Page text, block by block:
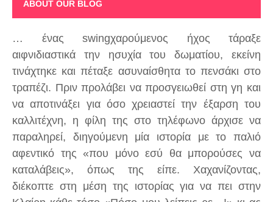
ABOUT OUR BLOG
… ένας swingχαρούμενος ήχος τάραξε
αιφνιδιαστικά την ησυχία του δωματίου, εκείνη
τινάχτηκε και πέταξε ασυναίσθητα το πενσάκι στο
τραπέζι. Πριν προλάβει να προσγειωθεί στη γη και
να αποτινάξει για όσο χρειαστεί την έξαρση του
καλλιτέχνη, η φίλη της στο τηλέφωνο άρχισε να
παραληρεί, διηγούμενη μία ιστορία με το παλιό
αφεντικό της «που μόνο εσύ θα μπορούσες να
καταλάβεις», όπως της είπε. Χαχανίζοντας,
διέκοπτε στη μέση της ιστορίας για να πει στην